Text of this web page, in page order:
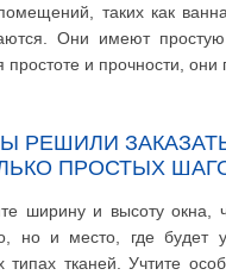
таких как
Они имеют простую
простоте и прочности, они
РЕШИЛИ
ПРОСТЫХ
ширину и высоту окна,
но и место, где будет
типах тканей. Учтите